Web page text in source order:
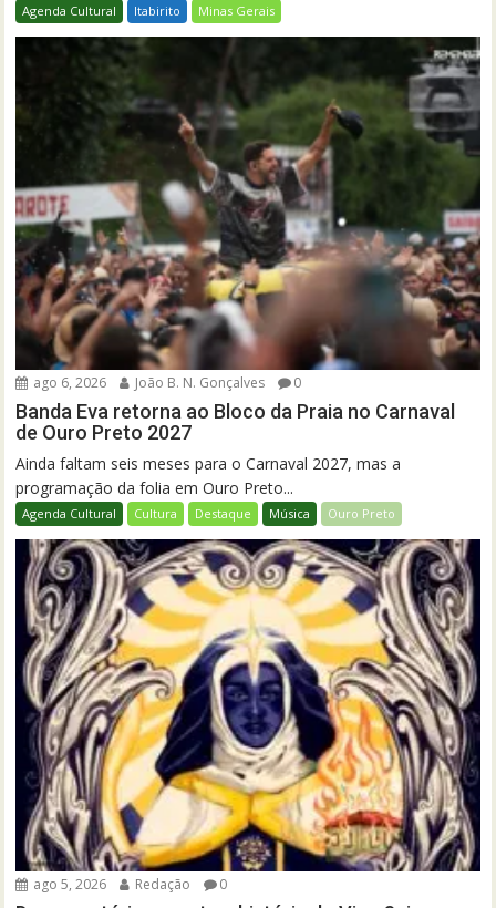
Agenda Cultural Itabirito Minas Gerais
ago 6, 2026 João B. N. Gonçalves 0
Banda Eva retorna ao Bloco da Praia no Carnaval
de Ouro Preto 2027
Ainda faltam seis meses para o Carnaval 2027, mas a
programação da folia em Ouro Preto...
Agenda Cultural Cultura Destaque Música Ouro Preto
ago 5, 2026 Redação 0